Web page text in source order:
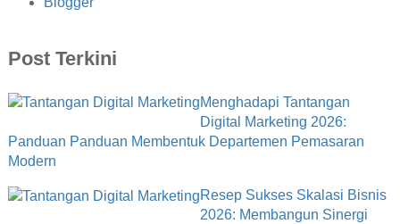
Post Terkini
Menghadapi Tantangan
Digital Marketing 2026:
Panduan Panduan Membentuk Departemen Pemasaran
Modern
Resep Sukses Skalasi Bisnis
2026: Membangun Sinergi